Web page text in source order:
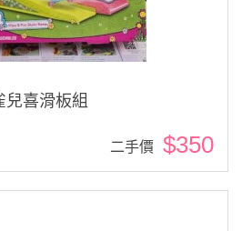
喜滑板組
$350
二手價